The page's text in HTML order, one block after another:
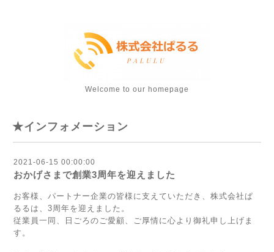
Welcome to our homepage
★インフォメーション
2021-06-15 00:00:00
おかげさまで創業3周年を迎えました
お客様、パートナー企業の皆様に支えていただき、株式会社ぱ
るるは、3周年を迎えました。
従業員一同、日ごろのご愛顧、ご厚情に心より御礼申し上げま
す。